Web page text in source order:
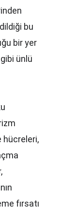
bu
bir yer
ünlü
hücreleri,
fırsatı